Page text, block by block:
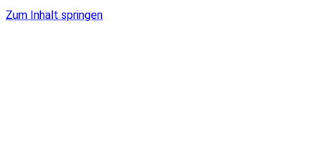
Zum Inhalt springen